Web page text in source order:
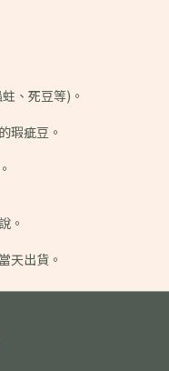
、死豆等)。
瑕疵豆。
。
天出貨。